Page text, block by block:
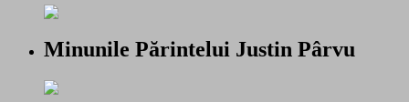
Minunile Părintelui Justin Pârvu